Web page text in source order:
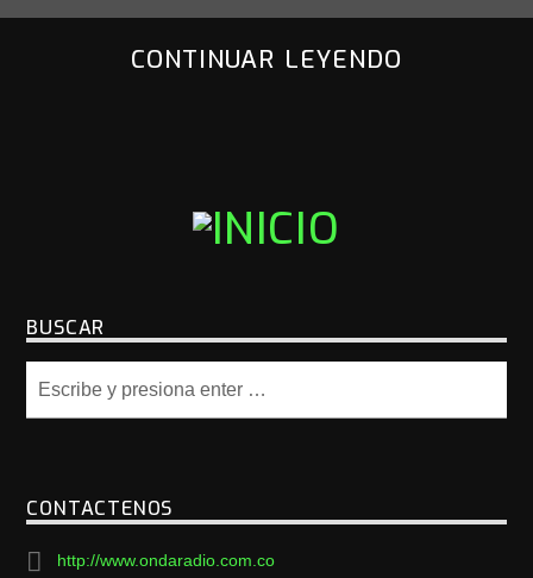
CONTINUAR LEYENDO
BUSCAR
CONTACTENOS
http://www.ondaradio.com.co